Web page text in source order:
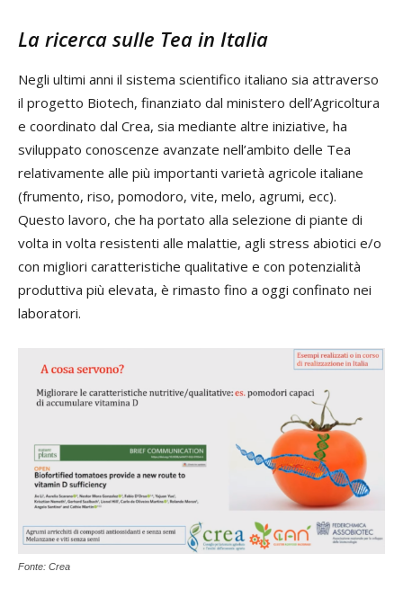
La ricerca sulle Tea in Italia
Negli ultimi anni il sistema scientifico italiano sia attraverso
il progetto Biotech, finanziato dal ministero dell’Agricoltura
e coordinato dal Crea, sia mediante altre iniziative, ha
sviluppato conoscenze avanzate nell’ambito delle Tea
relativamente alle più importanti varietà agricole italiane
(frumento, riso, pomodoro, vite, melo, agrumi, ecc).
Questo lavoro, che ha portato alla selezione di piante di
volta in volta resistenti alle malattie, agli stress abiotici e/o
con migliori caratteristiche qualitative e con potenzialità
produttiva più elevata, è rimasto fino a oggi confinato nei
laboratori.
Fonte: Crea